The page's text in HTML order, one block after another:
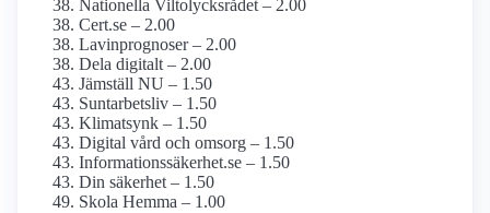
Nationella Viltolycksrådet – 2.00
Cert.se – 2.00
Lavinprognoser – 2.00
Dela digitalt – 2.00
Jämställ NU – 1.50
Suntarbetsliv – 1.50
Klimatsynk – 1.50
Digital vård och omsorg – 1.50
Informationssäkerhet.se – 1.50
Din säkerhet – 1.50
Skola Hemma – 1.00